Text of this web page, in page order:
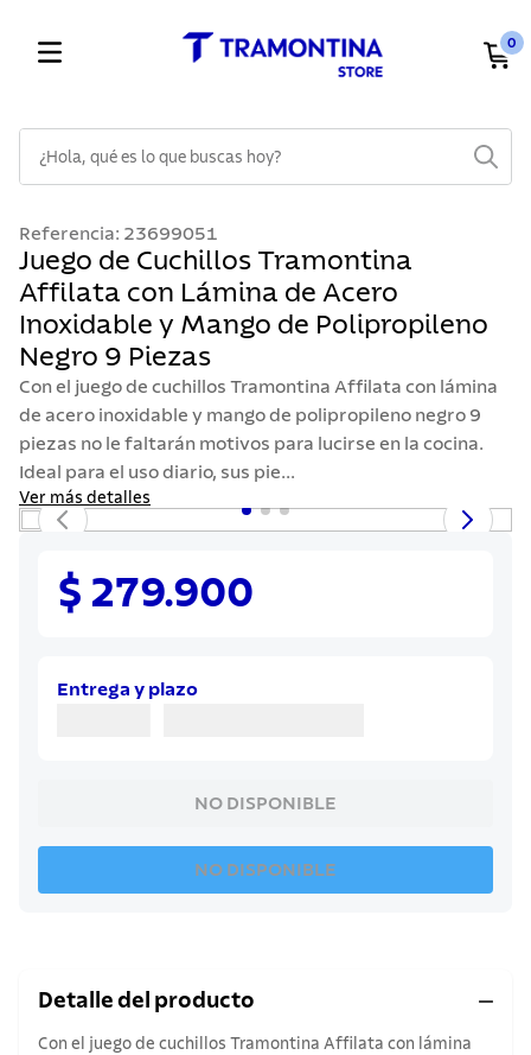
0
Referencia: 23699051
Juego de Cuchillos Tramontina
Affilata con Lámina de Acero
Inoxidable y Mango de Polipropileno
Negro 9 Piezas
Con el juego de cuchillos Tramontina Affilata con lámina
de acero inoxidable y mango de polipropileno negro 9
piezas no le faltarán motivos para lucirse en la cocina.
Ideal para el uso diario, sus pie...
Ver más detalles
$ 279.900
Entrega y plazo
NO DISPONIBLE
NO DISPONIBLE
Detalle del producto
Con el juego de cuchillos Tramontina Affilata con lámina
1 .
cuchillos
2.
cubiertos
3.
sarten
4.
lavaplatos
5.
acero inoxidable
6.
ollas
7.
juego cuchillos
sartenes
cuchillo